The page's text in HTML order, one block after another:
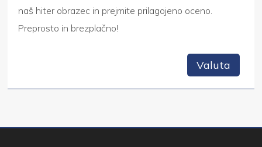
naš hiter obrazec in prejmite prilagojeno oceno.
Preprosto in brezplačno!
Valuta